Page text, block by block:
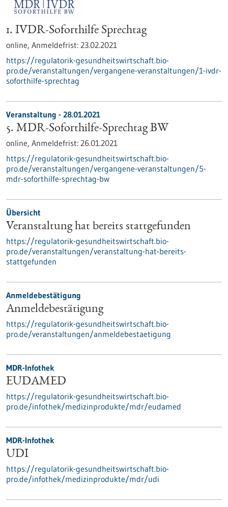
1. IVDR-Soforthilfe Sprechtag
online, Anmeldefrist: 23.02.2021
https://regulatorik-gesundheitswirtschaft.bio-
pro.de/veranstaltungen/vergangene-veranstaltungen/1-ivdr-
soforthilfe-sprechtag
Veranstaltung - 28.01.2021
5. MDR-Soforthilfe-Sprechtag BW
online, Anmeldefrist: 26.01.2021
https://regulatorik-gesundheitswirtschaft.bio-
pro.de/veranstaltungen/vergangene-veranstaltungen/5-
mdr-soforthilfe-sprechtag-bw
Übersicht
Veranstaltung hat bereits stattgefunden
https://regulatorik-gesundheitswirtschaft.bio-
pro.de/veranstaltungen/veranstaltung-hat-bereits-
stattgefunden
Anmeldebestätigung
Anmeldebestätigung
https://regulatorik-gesundheitswirtschaft.bio-
pro.de/veranstaltungen/anmeldebestaetigung
MDR-Infothek
EUDAMED
https://regulatorik-gesundheitswirtschaft.bio-
pro.de/infothek/medizinprodukte/mdr/eudamed
MDR-Infothek
UDI
https://regulatorik-gesundheitswirtschaft.bio-
pro.de/infothek/medizinprodukte/mdr/udi